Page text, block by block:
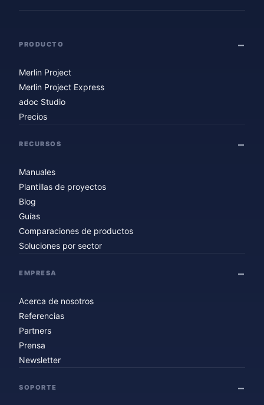
PRODUCTO
Merlin Project
Merlin Project Express
adoc Studio
Precios
RECURSOS
Manuales
Plantillas de proyectos
Blog
Guías
Comparaciones de productos
Soluciones por sector
EMPRESA
Acerca de nosotros
Referencias
Partners
Prensa
Newsletter
SOPORTE